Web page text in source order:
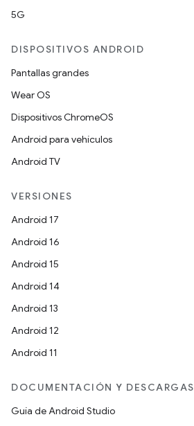
5G
DISPOSITIVOS ANDROID
Pantallas grandes
Wear OS
Dispositivos ChromeOS
Android para vehículos
Android TV
VERSIONES
Android 17
Android 16
Android 15
Android 14
Android 13
Android 12
Android 11
DOCUMENTACIÓN Y DESCARGAS
Guía de Android Studio